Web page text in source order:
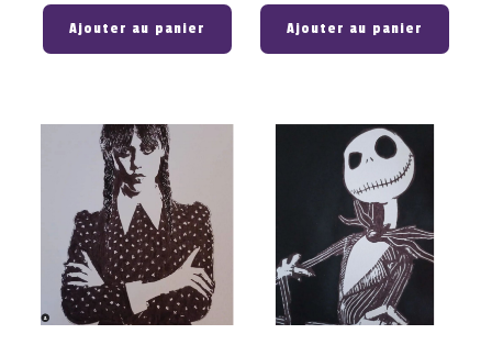
Ajouter au panier Ajouter au panier